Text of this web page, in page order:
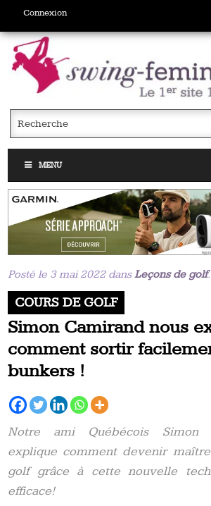
Connexion
MENU
Posté le 3 mai 2022 dansLeçons de golf.
COURS DE GOLF
Simon Camirand nous
comment sortir
bunkers !
Notre ami Québécois Simon
explique comment devenir
golf grâce à cette nouvelle
efficace!